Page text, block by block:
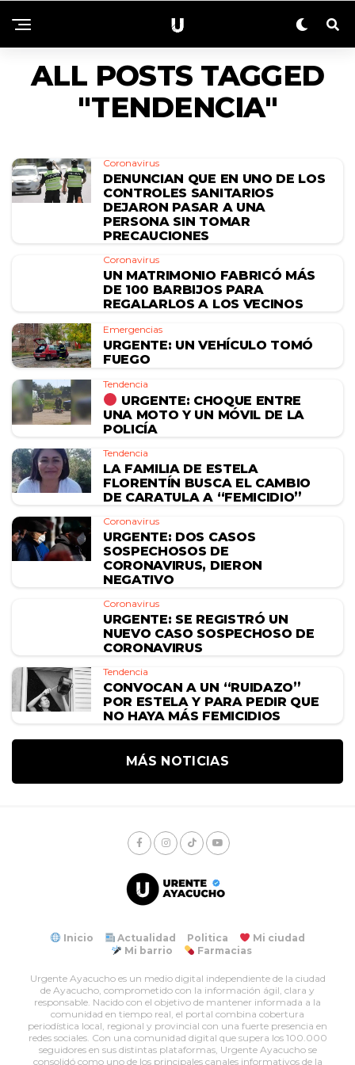
ALL POSTS TAGGED
"TENDENCIA"
Coronavirus
DENUNCIAN QUE EN UNO DE LOS
CONTROLES SANITARIOS
DEJARON PASAR A UNA
PERSONA SIN TOMAR
PRECAUCIONES
Coronavirus
UN MATRIMONIO FABRICÓ MÁS
DE 100 BARBIJOS PARA
REGALARLOS A LOS VECINOS
Emergencias
URGENTE: UN VEHÍCULO TOMÓ
FUEGO
Tendencia
URGENTE: CHOQUE ENTRE
UNA MOTO Y UN MÓVIL DE LA
POLICÍA
Tendencia
LA FAMILIA DE ESTELA
FLORENTÍN BUSCA EL CAMBIO
DE CARATULA A “FEMICIDIO”
Coronavirus
URGENTE: DOS CASOS
SOSPECHOSOS DE
CORONAVIRUS, DIERON
NEGATIVO
Coronavirus
URGENTE: SE REGISTRÓ UN
NUEVO CASO SOSPECHOSO DE
CORONAVIRUS
Tendencia
CONVOCAN A UN “RUIDAZO”
POR ESTELA Y PARA PEDIR QUE
NO HAYA MÁS FEMICIDIOS
MÁS NOTICIAS
Inicio Actualidad Politica
Mi ciudad
Mi barrio
Farmacias
Urgente Ayacucho es un medio digital independiente de la ciudad
de Ayacucho, comprometido con la información ágil, clara y
responsable. Nacido con el objetivo de mantener informada a la
comunidad en tiempo real, el portal combina cobertura
periodística local, regional y provincial con una fuerte presencia en
redes sociales. Con una comunidad digital que supera los 100.000
seguidores en sus distintas plataformas, Urgente Ayacucho se
consolidó como uno de los principales canales informativos de la